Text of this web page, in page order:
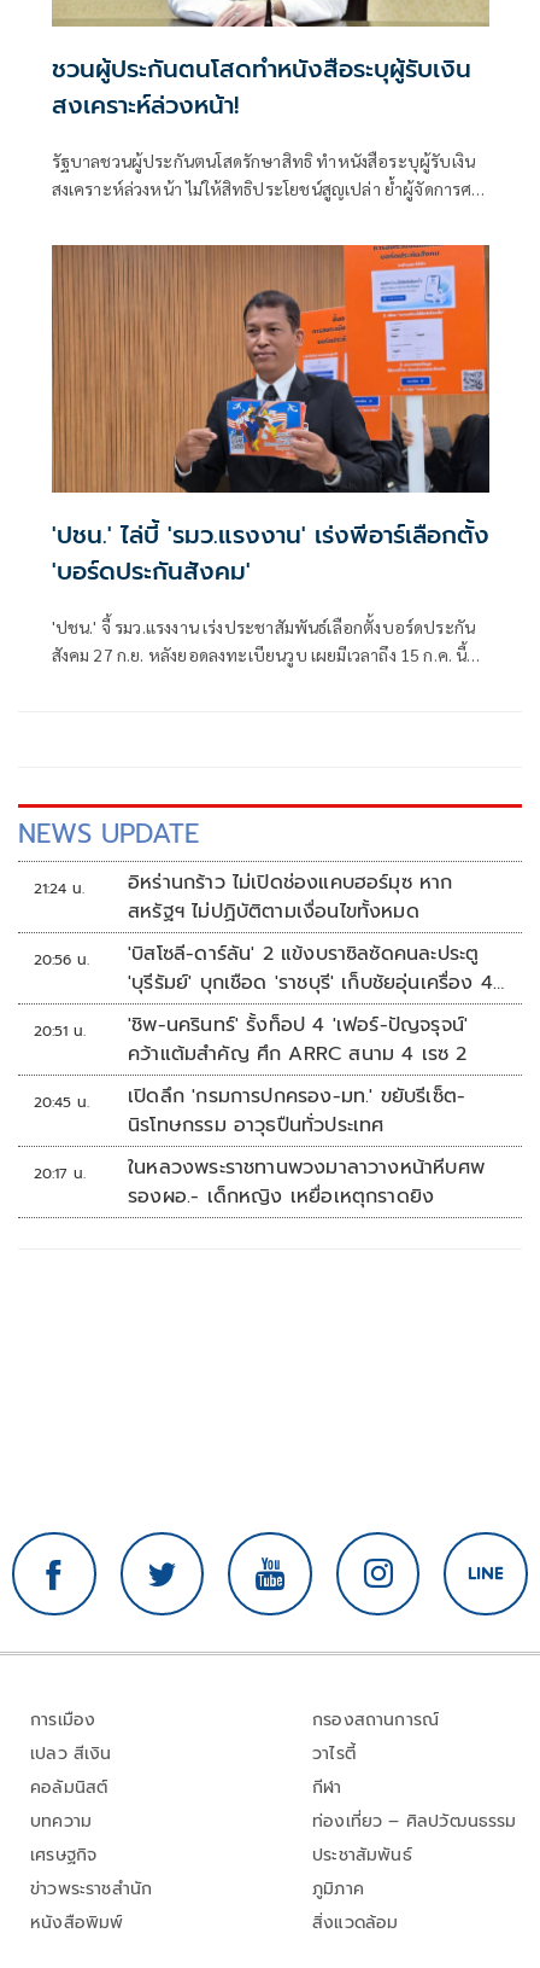
ชวนผู้ประกันตนโสดทำหนังสือระบุผู้รับเงิน
สงเคราะห์ล่วงหน้า!
รัฐบาลชวนผู้ประกันตนโสดรักษาสิทธิ ทำหนังสือระบุผู้รับเงิน
สงเคราะห์ล่วงหน้า ไม่ให้สิทธิประโยชน์สูญเปล่า ย้ำผู้จัดการศพ
เงินได้ภายใน 2 ปี
'ปชน.' ไล่บี้ 'รมว.แรงงาน' เร่งพีอาร์เลือกตั้ง
'บอร์ดประกันสังคม'
'ปชน.' จี้ รมว.แรงงาน เร่งประชาสัมพันธ์เลือกตั้งบอร์ดประกัน
สังคม 27 ก.ย. หลังยอดลงทะเบียนวูบ เผยมีเวลาถึง 15 ก.ค. นี้
NEWS UPDATE
21:24 น.
อิหร่านกร้าว ไม่เปิดช่องแคบฮอร์มุซ หาก
สหรัฐฯ ไม่ปฏิบัติตามเงื่อนไขทั้งหมด
20:56 น.
'บิสโซลี-ดาร์ลัน' 2 แข้งบราซิลซัดคนละประตู
'บุรีรัมย์' บุกเชือด 'ราชบุรี' เก็บชัยอุ่นเครื่อง 4
นัดรวด
20:51 น.
'ชิพ-นครินทร์' รั้งท็อป 4 'เฟอร์-ปัญจรุจน์'
คว้าแต้มสำคัญ ศึก ARRC สนาม 4 เรซ 2
20:45 น.
เปิดลึก 'กรมการปกครอง-มท.' ขยับรีเซ็ต-
นิรโทษกรรม อาวุธปืนทั่วประเทศ
20:17 น.
ในหลวงพระราชทานพวงมาลาวางหน้าหีบศพ
รองผอ.- เด็กหญิง เหยื่อเหตุกราดยิง
การเมือง
เปลว สีเงิน
คอลัมนิสต์
บทความ
เศรษฐกิจ
ข่าวพระราชสำนัก
หนังสือพิมพ์
กรองสถานการณ์
วาไรตี้
กีฬา
ท่องเที่ยว – ศิลปวัฒนธรรม
ประชาสัมพันธ์
ภูมิภาค
สิ่งแวดล้อม